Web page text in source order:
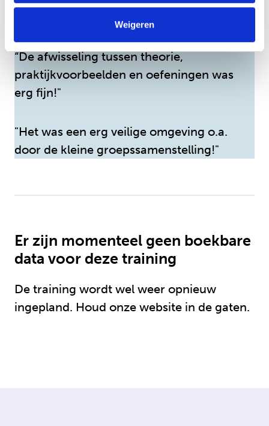
Weigeren
“De afwisseling tussen theorie,
praktijkvoorbeelden en oefeningen was
erg fijn!"
"Het was een erg veilige omgeving o.a.
door de kleine groepssamenstelling!"
Er zijn momenteel geen boekbare
data voor deze training
De training wordt wel weer opnieuw
ingepland. Houd onze website in de gaten.